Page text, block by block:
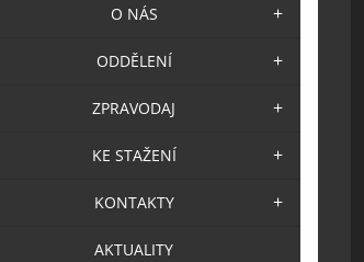
O NÁS
ODDĚLENÍ
ZPRAVODAJ
KE STAŽENÍ
KONTAKTY
AKTUALITY